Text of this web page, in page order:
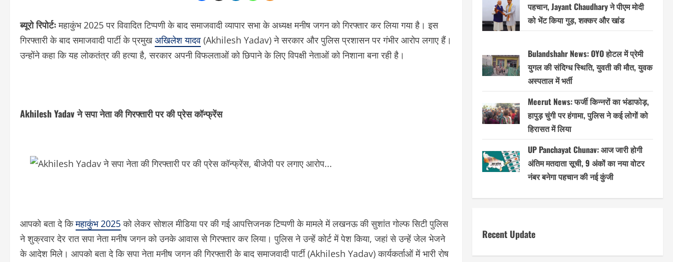
ब्यूरो रिपोर्टःमहाकुंभ 2025 पर विवादित टिप्पणी के बाद समाजवादी व्यापार सभा के अध्यक्ष मनीष जगन को गिरफ्तार कर लिया गया है। इस
गिरफ्तारी के बाद समाजवादी पार्टी के प्रमुखअखिलेश यादव (Akhilesh Yadav) ने सरकार और पुलिस प्रशासन पर गंभीर आरोप लगाए हैं।
उन्होंने कहा कि यह लोकतंत्र की हत्या है, सरकार अपनी विफलताओं को छिपाने के लिए विपक्षी नेताओं को निशाना बना रही है।
Akhilesh Yadav ने सपा नेता की गिरफ्तारी पर की प्रेस कॉन्फ्रेंस
आपको बता दे किमहाकुंभ 2025को लेकर सोशल मीडिया पर की गई आपत्तिजनक टिप्पणी के मामले में लखनऊ की सुशांत गोल्फ सिटी पुलिस
ने शुक्रवार देर रात सपा नेता मनीष जगन को उनके आवास से गिरफ्तार कर लिया। पुलिस ने उन्हें कोर्ट में पेश किया, जहां से उन्हें जेल भेजने
के आदेश मिले। आपको बता दे कि सपा नेता मनीष जगन की गिरफ्तारी के बाद समाजवादी पार्टी (Akhilesh Yadav) कार्यकर्ताओं में भारी रोष
पहचान, Jayant Chaudhary ने पीएम मोदी
को भेंट किया गुड़, शक्कर और खांड
Bulandshahr News: OYO होटल में प्रेमी
युगल की संदिग्ध स्थिति, युवती की मौत, युवक
अस्पताल में भर्ती
Meerut News: फर्जी किन्नरों का भंडाफोड़,
हापुड़ चुंगी पर हंगामा, पुलिस ने कई लोगों को
हिरासत में लिया
UP Panchayat Chunav: आज जारी होगी
अंतिम मतदाता सूची, 9 अंकों का नया वोटर
नंबर बनेगा पहचान की नई कुंजी
Recent Update